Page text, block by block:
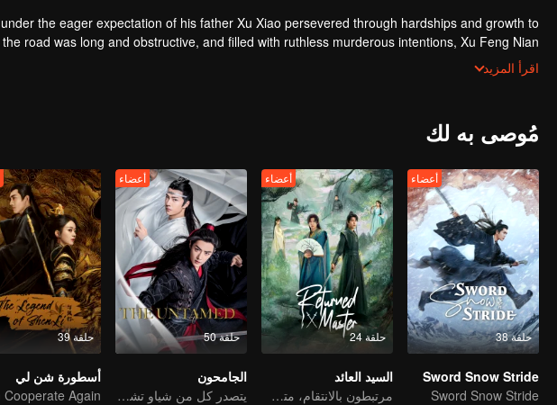
the eager expectation of his father Xu Xiao persevered through hardships and growth to
road was long and obstructive, and filled with ruthless murderous intentions, Xu Feng Nian
gathered many crucial people during this journey. He led the Beiliang cavalry to fight against
at the time of the Beimang invasion and become the beacon of hope in the Central Plains.
اقرأ المزيد
مُوصى به لك
حلقة 38
أعضاء
Sword Snow Stride
Sword Snow Stride
حلقة 24
أعضاء
السيد العائد
مرتبطون بالانتقام، متشابكون مع القدر
حلقة 50
أعضاء
الجامحون
يتصدر كل من شياو تشان ووانغ يي بو التشكيلة عالية القيمة
حلقة 39
أسطورة شن لي